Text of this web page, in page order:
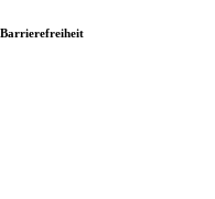
Barrierefreiheit